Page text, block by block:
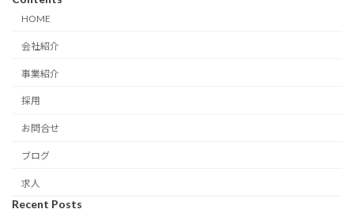
HOME
会社紹介
事業紹介
採用
お問合せ
ブログ
求人
Recent Posts